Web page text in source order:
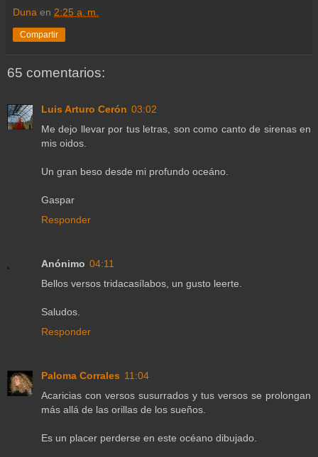
Duna en 2:25 a. m.
Compartir
65 comentarios:
Luis Arturo Cerón 03:02
Me dejo llevar por tus letras, son como canto de sirenas en
mis oidos.
Un gran beso desde mi profundo oceáno.
Gaspar
Responder
Anónimo 04:11
Bellos versos tridacasílabos, un gusto leerte.
Saludos.
Responder
Paloma Corrales 11:04
Acaricias con versos susurrados y tus versos se prolongan
más allá de las orillas de los sueños.
Es un placer perderse en este océano dibujado.